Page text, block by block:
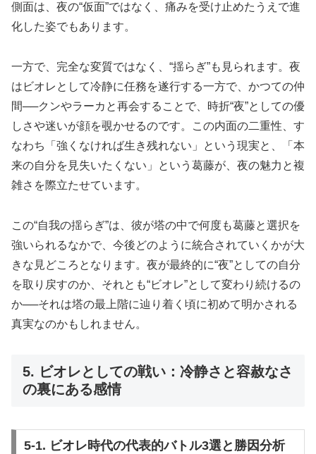
側面は、夜の“仮面”ではなく、痛みを受け止めたうえで進
化した姿でもあります。
一方で、完全な変質ではなく、“揺らぎ”も見られます。夜
はビオレとして冷静に任務を遂行する一方で、かつての仲
間──クンやラーカと再会することで、時折“夜”としての優
しさや迷いが顔を覗かせるのです。この内面の二重性、す
なわち「強くなければ生き残れない」という現実と、「本
来の自分を見失いたくない」という葛藤が、夜の魅力と複
雑さを際立たせています。
この“自我の揺らぎ”は、彼が塔の中で何度も葛藤と選択を
強いられるなかで、今後どのように統合されていくかが大
きな見どころとなります。夜が最終的に“夜”としての自分
を取り戻すのか、それとも“ビオレ”として変わり続けるの
か──それは塔の最上階に辿り着く頃に初めて明かされる
真実なのかもしれません。
5. ビオレとしての戦い：冷静さと容赦なさ
の裏にある感情
5-1. ビオレ時代の代表的バトル3選と勝因分析